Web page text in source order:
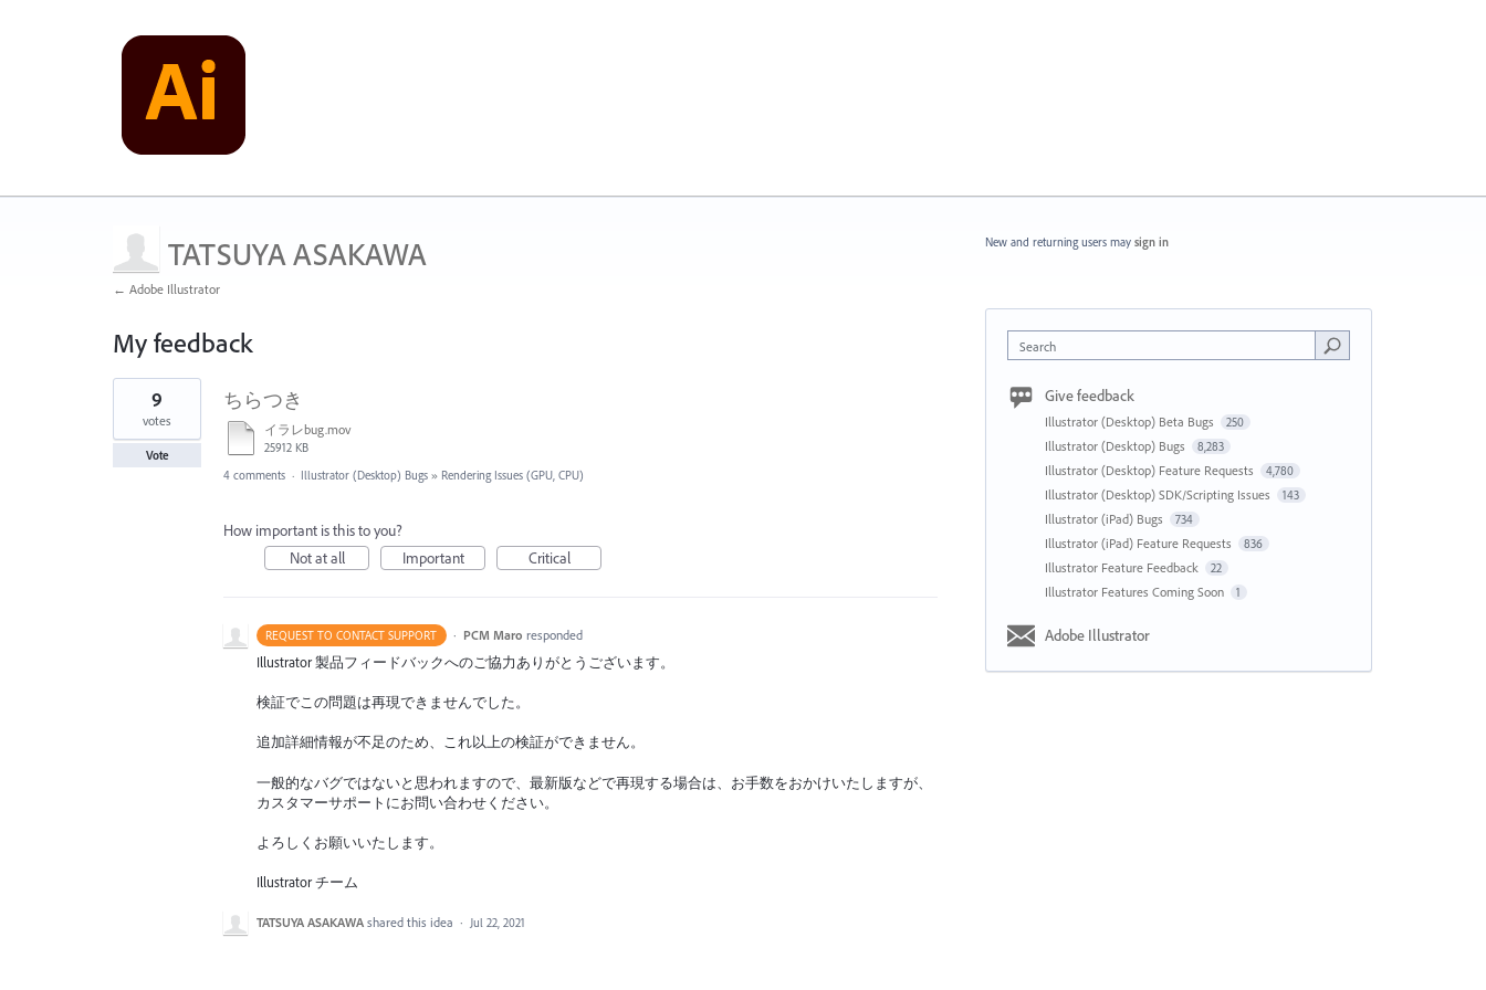
TATSUYA ASAKAWA
← Adobe Illustrator
My feedback
1
found
ちらつき
イラレbug.mov
25912 KB
9
votes
Vote
4 comments · Illustrator (Desktop) Bugs » Rendering Issues (GPU, CPU)
How important is this to you?
Not at all
Important Critical
REQUEST TO CONTACT SUPPORT · PCM Maro responded
Illustrator 製品フィードバックへのご協力ありがとうございます。
検証でこの問題は再現できませんでした。
追加詳細情報が不足のため、これ以上の検証ができません。
一般的なバグではないと思われますので、最新版などで再現する場合は、お手数をおかけいたしますが、
カスタマーサポートにお問い合わせください。
よろしくお願いいたします。
Illustrator チーム
TATSUYA ASAKAWA shared this idea · Jul 22, 2021
New and returning users may sign in
Search
Give feedback
Illustrator (Desktop) Beta Bugs 250
Illustrator (Desktop) Bugs 8,283
Illustrator (Desktop) Feature Requests 4,780
Illustrator (Desktop) SDK/Scripting Issues 143
Illustrator (iPad) Bugs 734
Illustrator (iPad) Feature Requests 836
Illustrator Feature Feedback 22
Illustrator Features Coming Soon 1
Adobe Illustrator